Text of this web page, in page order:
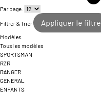
Par page:
Filtrer & Trier Appliquer le filtre
Modèles
Tous les modèles
SPORTSMAN
RZR
RANGER
GENERAL
ENFANTS